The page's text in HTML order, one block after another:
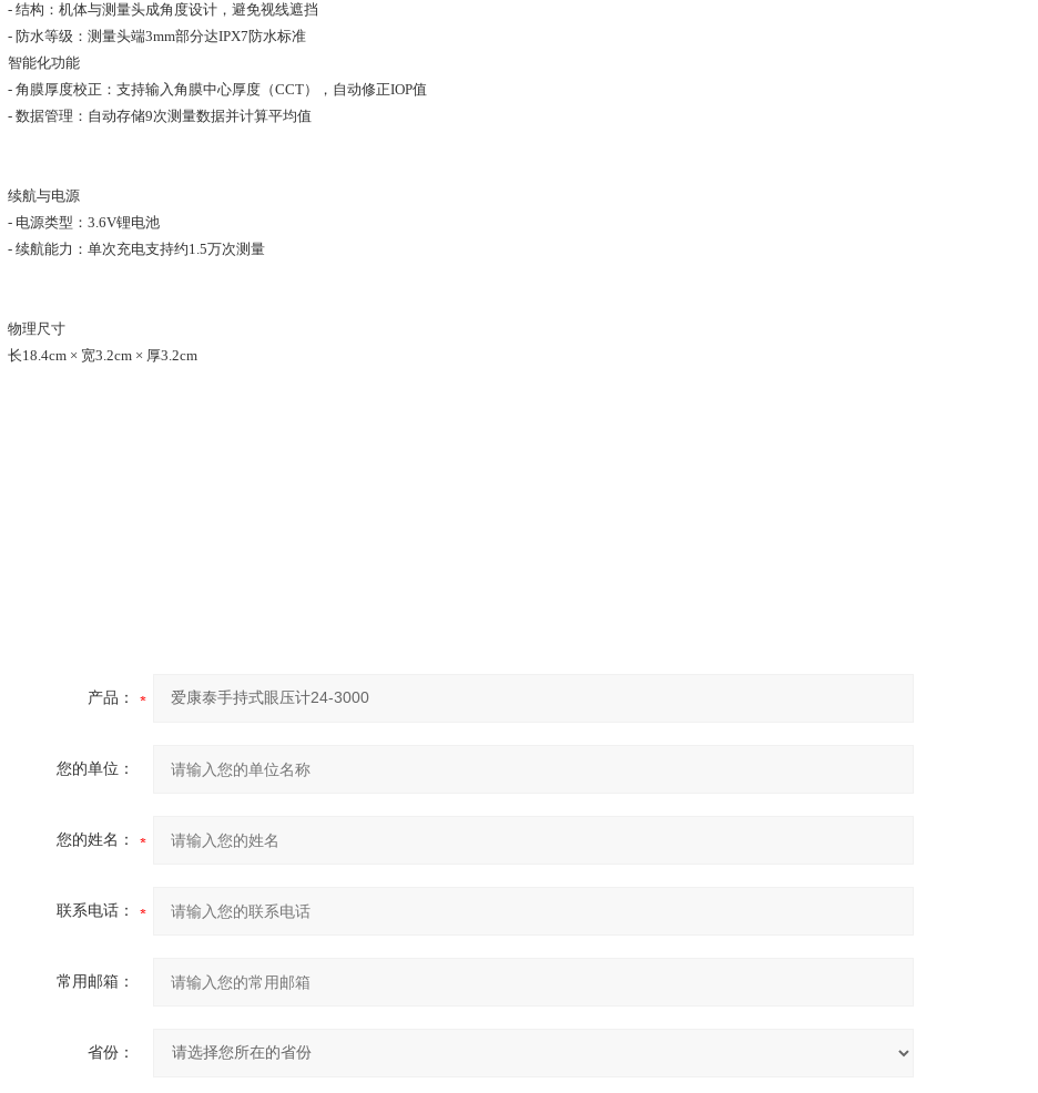
- 结构：机体与测量头成角度设计，避免视线遮挡
- 防水等级：测量头端3mm部分达IPX7防水标准
智能化功能
- 角膜厚度校正：支持输入角膜中心厚度（CCT），自动修正IOP值
- 数据管理：自动存储9次测量数据并计算平均值
续航与电源
- 电源类型：3.6V锂电池
- 续航能力：单次充电支持约1.5万次测量
物理尺寸
长18.4cm × 宽3.2cm × 厚3.2cm
产品：
您的单位：
您的姓名：
联系电话：
常用邮箱：
省份：